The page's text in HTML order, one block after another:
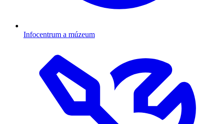
Infocentrum a múzeum